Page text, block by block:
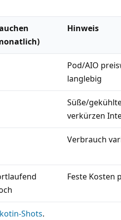
Hinweis
Pod/AIO
langlebig
Süße/
verkürzen
Verbrauch
Feste Kosten
Shots.